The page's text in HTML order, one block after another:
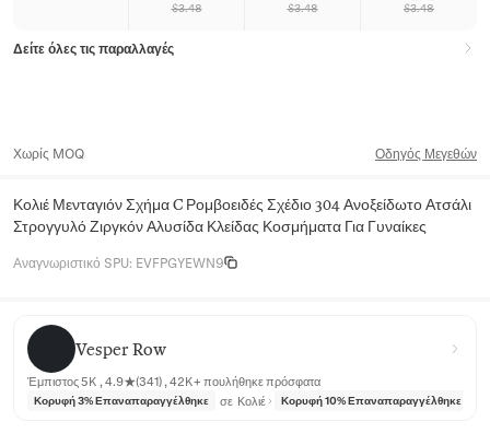
$3.48 $3.48 $3.48
Δείτε όλες τις παραλλαγές
Χωρίς MOQ Οδηγός Μεγεθών
Κολιέ Μενταγιόν Σχήμα C Ρομβοειδές Σχέδιο 304 Ανοξείδωτο Ατσάλι
Στρογγυλό Ζιργκόν Αλυσίδα Κλείδας Κοσμήματα Για Γυναίκες
Αναγνωριστικό SPU: EVFPGYEWN9
Vesper Row
Vesper Row
Έμπιστος 5K , 4.9★(341) , 42K+ πουλήθηκε πρόσφατα
Κορυφή 3% Επαναπαραγγέλθηκε σε Κολιέ Κορυφή 10% Επαναπαραγγέλθηκε